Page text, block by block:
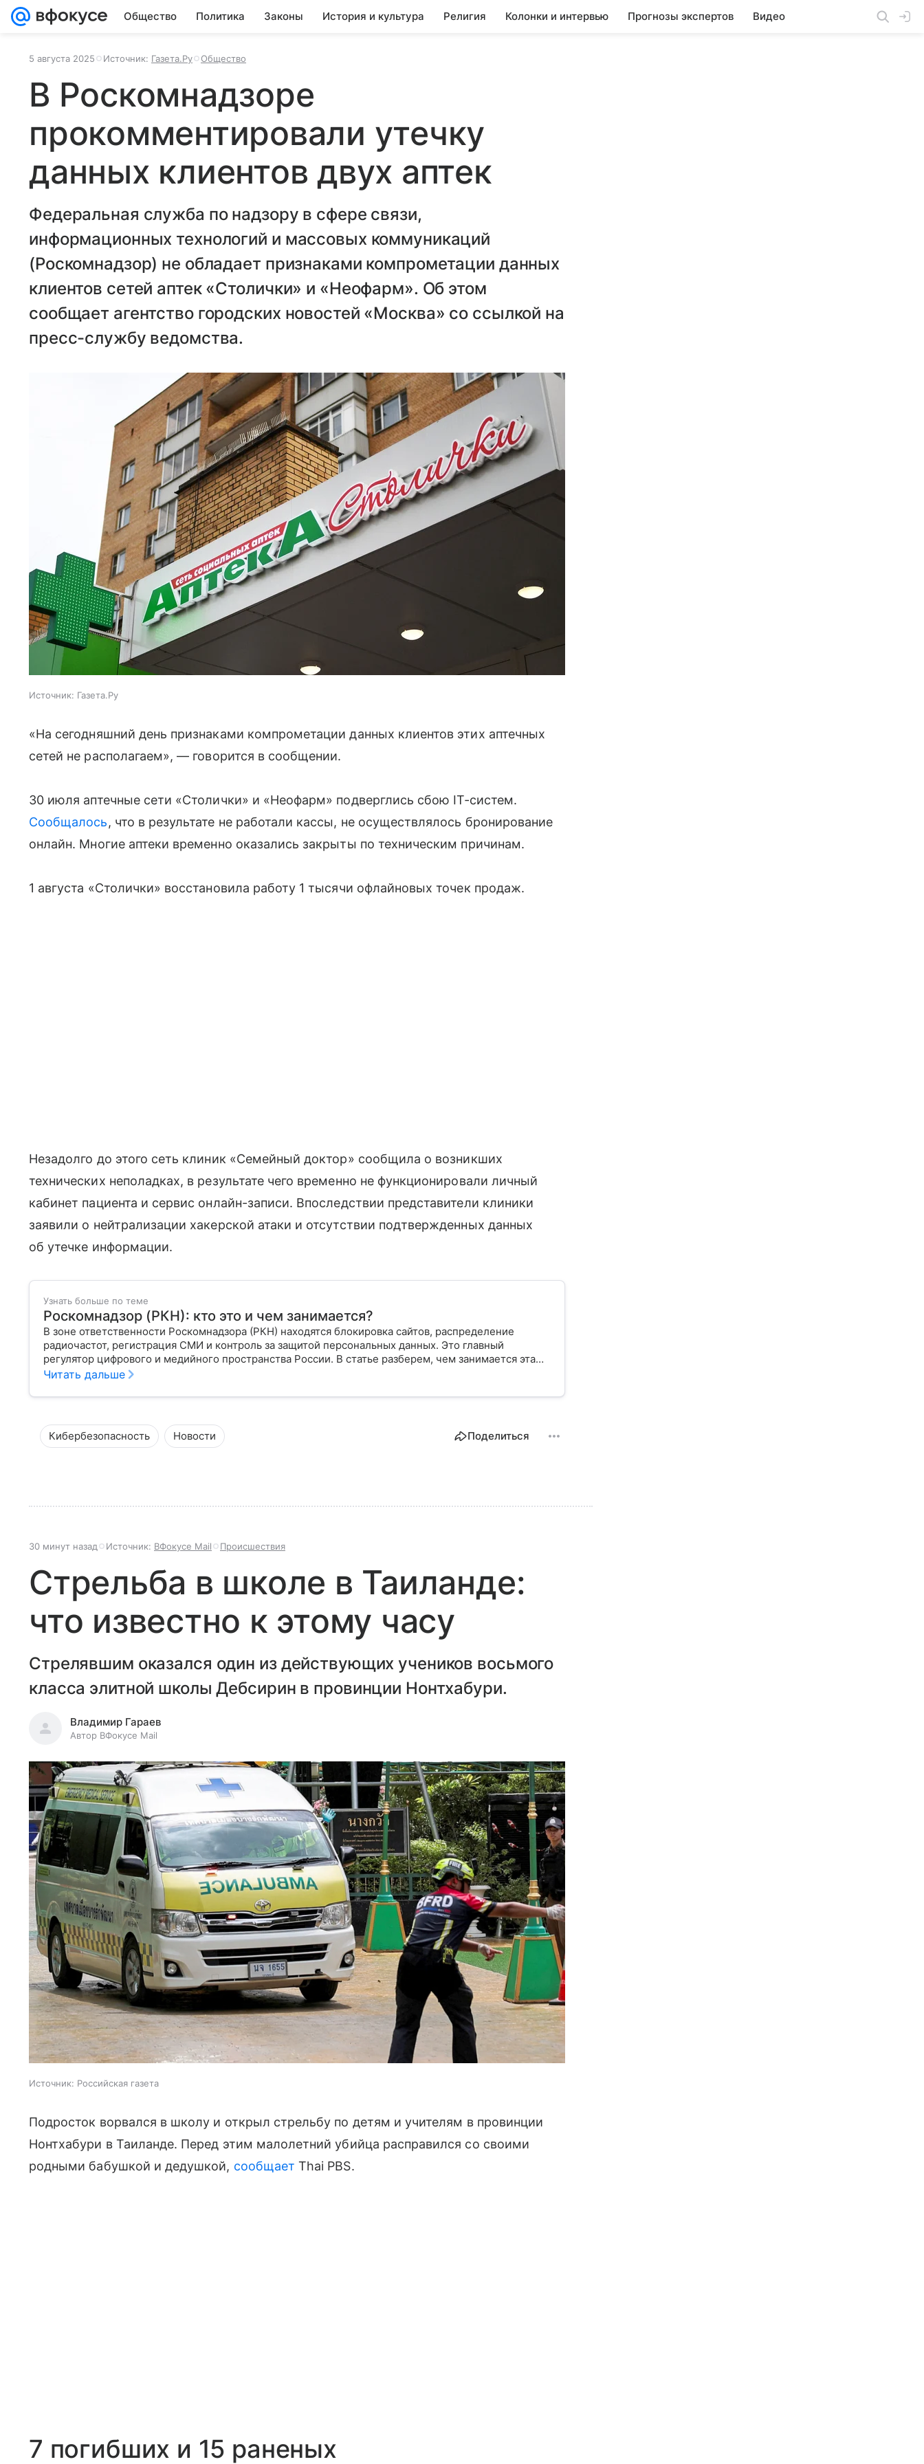
Общество Политика Законы История и культура Религия Колонки и интервью Прогнозы экспертов Видео
5 августа 2025 Источник: Газета.Ру Общество
В Роскомнадзоре
прокомментировали утечку
данных клиентов двух аптек
Федеральная служба по надзору в сфере связи,
информационных технологий и массовых коммуникаций
(Роскомнадзор) не обладает признаками компрометации данных
клиентов сетей аптек «Столички» и «Неофарм». Об этом
сообщает агентство городских новостей «Москва» со ссылкой на
пресс-службу ведомства.
Источник: Газета.Ру
«На сегодняшний день признаками компрометации данных клиентов этих аптечных
сетей не располагаем», — говорится в сообщении.
30 июля аптечные сети «Столички» и «Неофарм» подверглись сбою IT‑систем.
Сообщалось, что в результате не работали кассы, не осуществлялось бронирование
онлайн. Многие аптеки временно оказались закрыты по техническим причинам.
1 августа «Столички» восстановила работу 1 тысячи офлайновых точек продаж.
Незадолго до этого сеть клиник «Семейный доктор» сообщила о возникших
технических неполадках, в результате чего временно не функционировали личный
кабинет пациента и сервис онлайн-записи. Впоследствии представители клиники
заявили о нейтрализации хакерской атаки и отсутствии подтвержденных данных
об утечке информации.
Узнать больше по теме
Роскомнадзор (РКН): кто это и чем занимается?
В зоне ответственности Роскомнадзора (РКН) находятся блокировка сайтов, распределение
радиочастот, регистрация СМИ и контроль за защитой персональных данных. Это главный
регулятор цифрового и медийного пространства России. В статье разберем, чем занимается эта
организация и почему она так важна для каждого пользователя интернета и телефона.
Читать дальше
Кибербезопасность Новости Поделиться
30 минут назад Источник: ВФокусе Mail Происшествия
Стрельба в школе в Таиланде:
что известно к этому часу
Стрелявшим оказался один из действующих учеников восьмого
класса элитной школы Дебсирин в провинции Нонтхабури.
Владимир Гараев
Автор ВФокусе Mail
Источник: Российская газета
Подросток ворвался в школу и открыл стрельбу по детям и учителям в провинции
Нонтхабури в Таиланде. Перед этим малолетний убийца расправился со своими
родными бабушкой и дедушкой, сообщаетThai PBS.
7 погибших и 15 раненых